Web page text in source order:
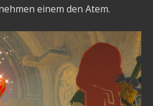
einem den Atem.